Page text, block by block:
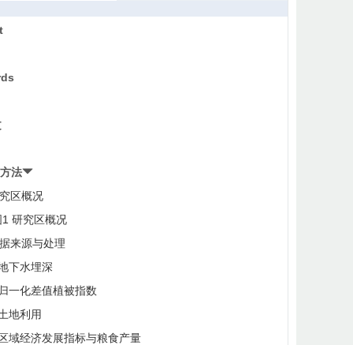
法
区概况
1 研究区概况
来源与处理
下水埋深
一化差值植被指数
地利用
域经济发展指标与粮食产量